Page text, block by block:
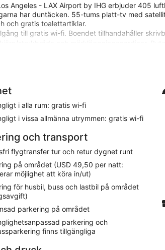
Angeles - LAX Airport by IHG erbjuder 405
har duntäcken. 55-tums platt-tv med
och gratis toalettartiklar.
till gratis wi-fi. Boendet tillhandahåller
strykbräda och mörkläggningsgardiner.
sker dagligen.
Angeles - LAX Airport by IHG ligger i
kilometer från populära attraktioner som SoFi
utomhuspool, ett dygnet runt-öppet
restaurang, såväl som en lobbylounge, där
rumsservice. Mot en avgift serveras en
06.30 och 10.00.
platt-tv har satellitkanaler och betalfilmer, och
och i badrummen finns hårtorkar och
är också tillgängliga. Handdukarna byts
Los Angeles - LAX Airport by IHG har gäster
i alla rum: gratis wi-fi
i vissa allmänna utrymmen: gratis wi-fi
och transport
flygtransfer tur och retur dygnet runt
på området (USD 49,50 per natt:
möjlighet att köra in/ut)
för husbil, buss och lastbil på området
parkering på området
parkering och
finns tillgängliga